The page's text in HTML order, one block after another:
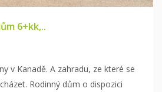
6+kk,..
v Kanadě. A zahradu, ze které se
Rodinný dům o dispozici